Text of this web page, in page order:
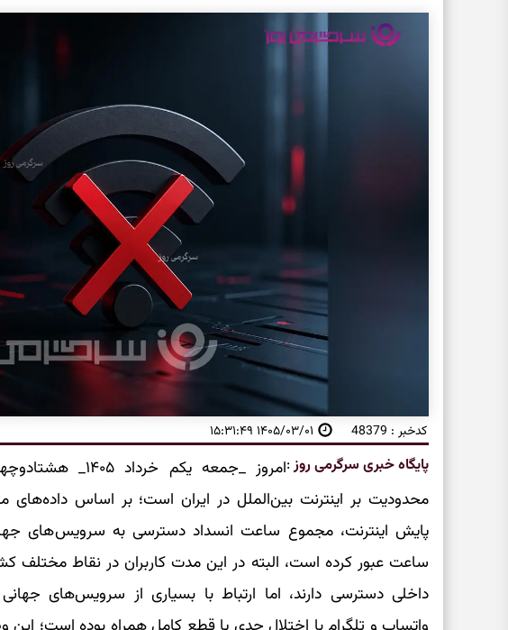
کدخبر : 48379 ۱۴۰۵/۰۳/۰۱ ۱۵:۳۱:۴۹
پایگاه خبری سرگرمی روز:
امروز _جمعه یکم
محدودیت بر اینترنت بین‌الملل در ایران است؛ بر اساس
پایش اینترنت، مجموع ساعت انسداد دسترسی به سرویس‌های
ساعت عبور کرده است، البته در این مدت کاربران در نقاط مختلف
داخلی دسترسی دارند، اما ارتباط با بسیاری از سرویس‌های